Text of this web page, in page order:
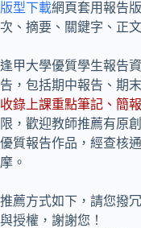
版型下載網頁套用報告
次、摘要、關鍵字、正
逢甲大學優質學生報告
告，包括期中報告、期
收錄上課重點筆記、簡
限，歡迎教師推薦有原
優質報告作品，經查核
摩。
推薦方式如下，請您撥
與授權，謝謝您！